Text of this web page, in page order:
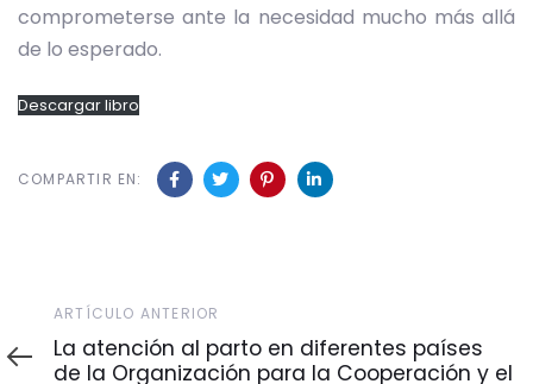
comprometerse ante la necesidad mucho más allá
de lo esperado.
Descargar libro
COMPARTIR EN:
Artículo
Anterior
ARTÍCULO ANTERIOR
La atención al parto en diferentes países
de la Organización para la Cooperación y el